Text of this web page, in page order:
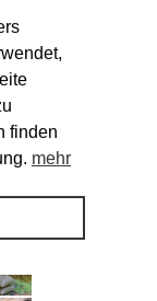
finden
mehr